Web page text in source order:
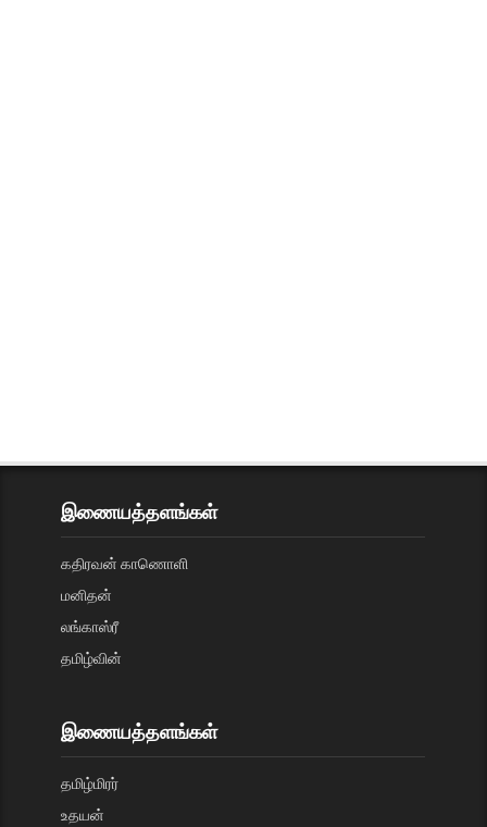
இணையத்தளங்கள்
கதிரவன் காணொளி
மனிதன்
லங்காஸ்ரீ
தமிழ்வின்
இணையத்தளங்கள்
தமிழ்மிரர்
உதயன்